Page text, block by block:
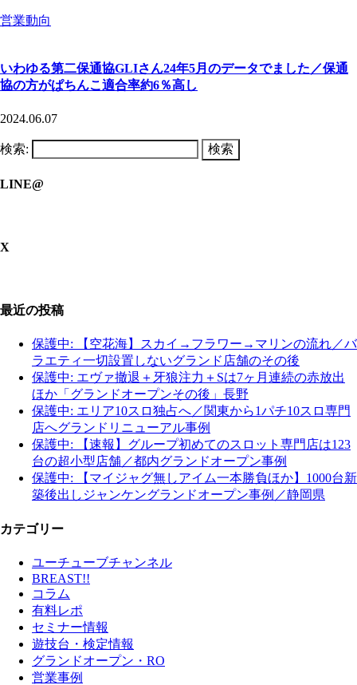
営業動向
いわゆる第二保通協GLIさん24年5月のデータでました／保通
協の方がぱちんこ適合率約6％高し
2024.06.07
検索:
LINE@
X
最近の投稿
保護中: 【空花海】スカイ→フラワー→マリンの流れ／バ
ラエティ一切設置しないグランド店舗のその後
保護中: エヴァ撤退＋牙狼注力＋Sは7ヶ月連続の赤放出
ほか「グランドオープンその後」長野
保護中: エリア10スロ独占へ／関東から1パチ10スロ専門
店へグランドリニューアル事例
保護中: 【速報】グループ初めてのスロット専門店は123
台の超小型店舗／都内グランドオープン事例
保護中: 【マイジャグ無しアイム一本勝負ほか】1000台新
築後出しジャンケングランドオープン事例／静岡県
カテゴリー
ユーチューブチャンネル
BREAST!!
コラム
有料レポ
セミナー情報
遊技台・検定情報
グランドオープン・RO
営業事例